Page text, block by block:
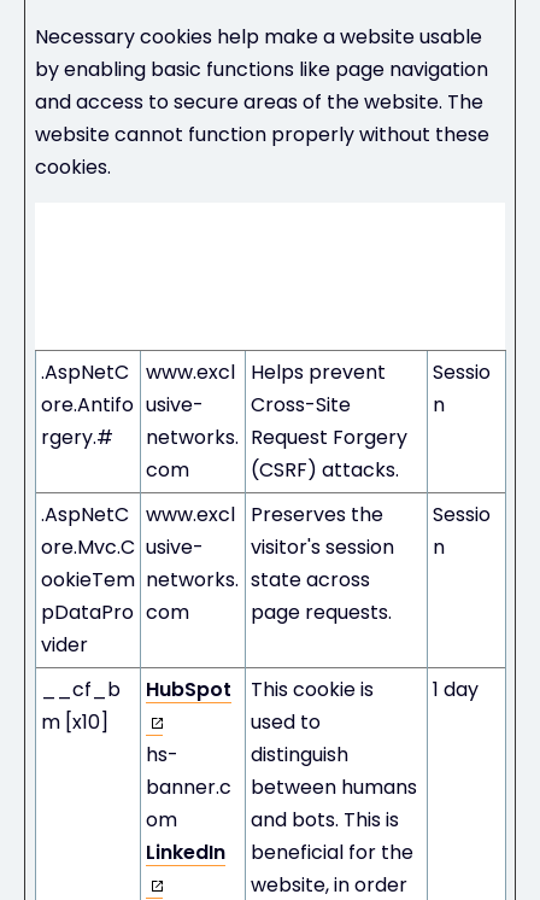
Necessary cookies help make a website usable
by enabling basic functions like page navigation
and access to secure areas of the website. The
website cannot function properly without these
cookies.
.AspNetC
ore.Antifo
rgery.#
www.excl
usive-
networks.
com
Helps prevent
Cross-Site
Request Forgery
(CSRF) attacks.
Sessio
n
.AspNetC
ore.Mvc.C
ookieTem
pDataPro
vider
www.excl
usive-
networks.
com
Preserves the
visitor's session
state across
page requests.
Sessio
n
__cf_b
m [x10]
HubSpot
hs-
banner.c
om
LinkedIn
This cookie is
used to
distinguish
between humans
and bots. This is
beneficial for the
website, in order
1 day